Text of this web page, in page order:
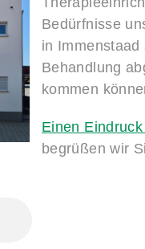
Bedürfnisse
in
Behandlung
kommen
Einen
begrüßen wir